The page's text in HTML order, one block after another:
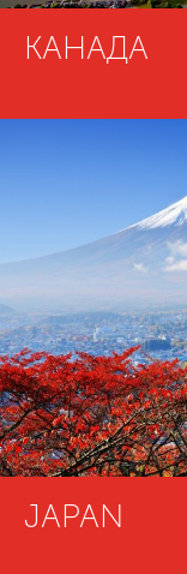
КАНАДА
JAPAN